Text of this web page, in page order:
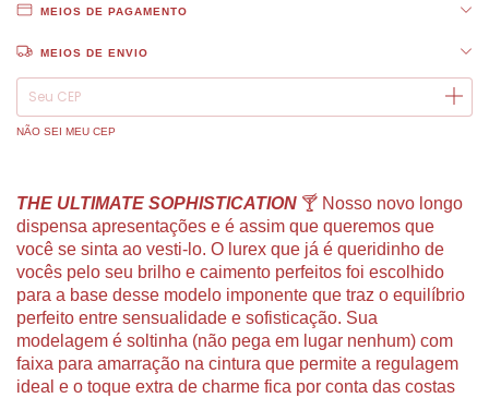
MEIOS DE PAGAMENTO
MEIOS DE ENVIO
Entregas para o CEP: ALTERAR CEP
NÃO SEI MEU CEP
THE ULTIMATE SOPHISTICATION 🍸 Nosso novo longo
dispensa apresentações e é assim que queremos que
você se sinta ao vesti-lo. O lurex que já é queridinho de
vocês pelo seu brilho e caimento perfeitos foi escolhido
para a base desse modelo imponente que traz o equil íbrio
perfeito entre sensualidade e sofisticação. Sua
modelagem é soltinha (não pega em lugar nenhum) com
faixa para amarração na cintura que permite a regulagem
ideal e o toque extra de charme fica por conta das costas